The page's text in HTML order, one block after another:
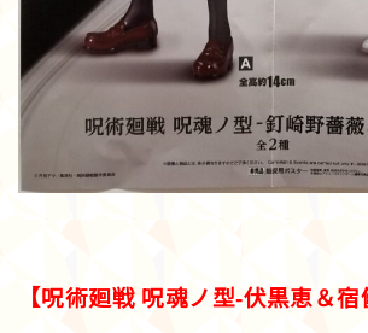
【呪術廻戦 呪魂ノ型-伏黒恵＆宿